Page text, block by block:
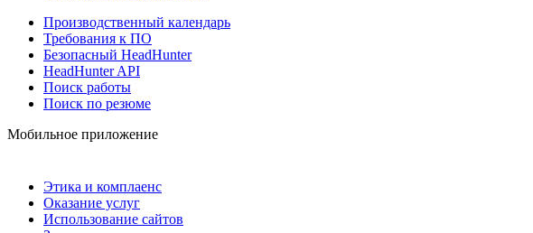
Производственный календарь
Требования к ПО
Безопасный HeadHunter
HeadHunter API
Поиск работы
Поиск по резюме
Мобильное приложение
Этика и комплаенс
Оказание услуг
Использование сайтов